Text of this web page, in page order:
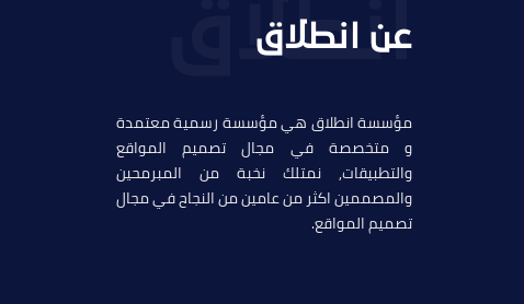
عن انطلاق
مؤسسة انطلاق هي مؤسسة رسمية معتمدة
و متخصصة في مجال تصميم المواقع
والتطبيقات, نمتلك نخبة من المبرمحين
والمصممين اكثر من عامين من النجاح في مجال
تصميم المواقع.